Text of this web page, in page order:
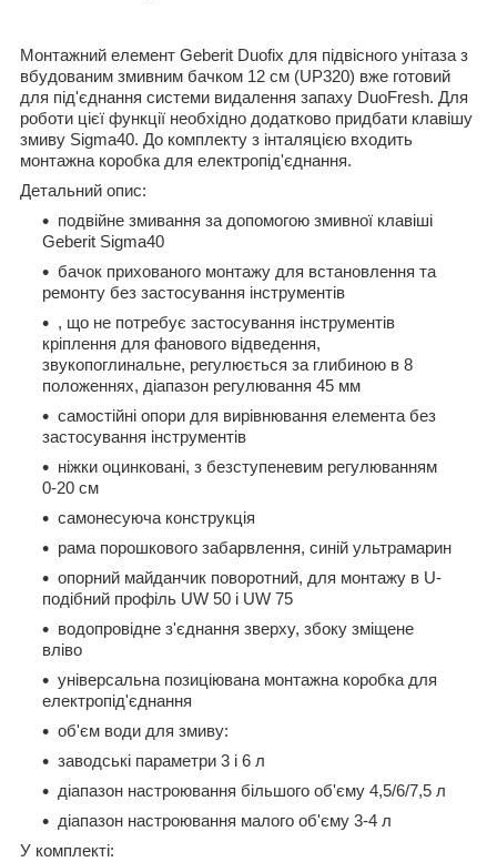
Монтажний елемент Geberit Duofix для підвісного унітаза з
вбудованим змивним бачком 12 см (UP320) вже готовий
для під'єднання системи видалення запаху DuoFresh. Для
роботи цієї функції необхідно додатково придбати клавішу
змиву Sigma40. До комплекту з інталяцією входить
монтажна коробка для електропід'єднання.
Детальний опис:
подвійне змивання за допомогою змивної клавіші
Geberit Sigma40
бачок прихованого монтажу для встановлення та
ремонту без застосування інструментів
, що не потребує застосування інструментів
кріплення для фанового відведення,
звукопоглинальне, регулюється за глибиною в 8
положеннях, діапазон регулювання 45 мм
самостійні опори для вирівнювання елемента без
застосування інструментів
ніжки оцинковані, з безступеневим регулюванням
0-20 см
самонесуюча конструкція
рама порошкового забарвлення, синій ультрамарин
опорний майданчик поворотний, для монтажу в U-
подібний профіль UW 50 і UW 75
водопровідне з'єднання зверху, збоку зміщене
вліво
універсальна позиціювана монтажна коробка для
електропід'єднання
об'єм води для змиву:
заводські параметри 3 і 6 л
діапазон настроювання більшого об'єму 4,5/6/7,5 л
діапазон настроювання малого об'єму 3-4 л
У комплекті: